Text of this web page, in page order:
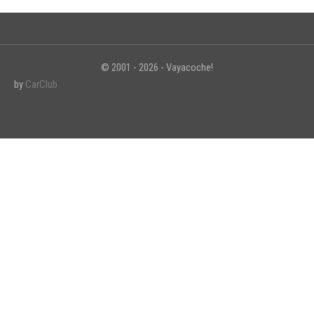
© 2001 - 2026 - Vayacoche!
by CarClub